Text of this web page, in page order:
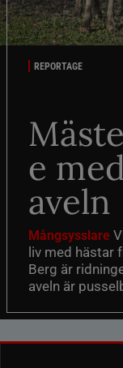
REPORTAGE
e
aveln
Mångsysslare
liv med hästar
Berg är
aveln är